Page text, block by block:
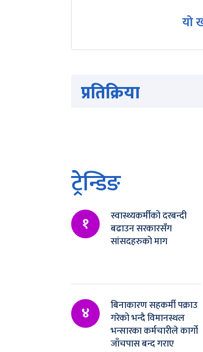
यो
प्रतिक्रिया
ट्रेन्डिङ
१
स्वास्थ्यकर्मीको दरबन्दी
बढाउन सरकारसँग
सांसदहरुको माग
४
बिनाकारण सहकर्मी पक्राउ
गरेको भन्दै विमानस्थल
भन्सारका कर्मचारीले कार्गो
जाँचपास बन्द गराए